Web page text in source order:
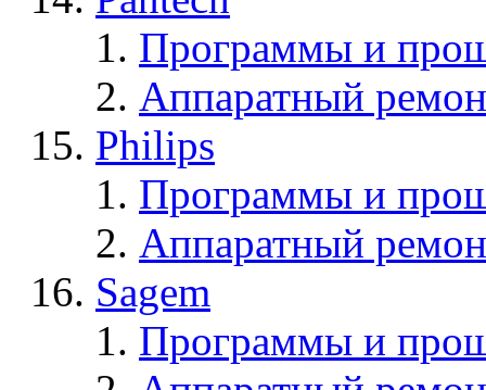
Программы и
Аппаратный
Philips
Программы и
Аппаратный
Sagem
Программы и